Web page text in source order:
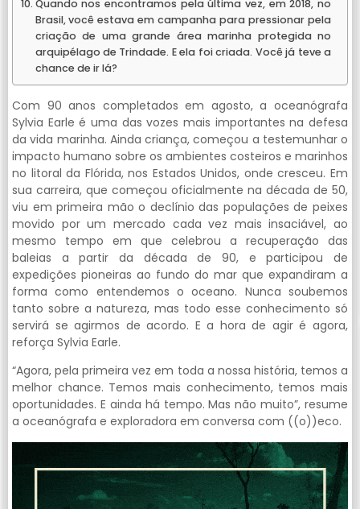
Quando nos encontramos pela última vez, em 2018, no
Brasil, você estava em campanha para pressionar pela
criação de uma grande área marinha protegida no
arquipélago de Trindade. E ela foi criada. Você já teve a
chance de ir lá?
Com 90 anos completados em agosto, a oceanógrafa
Sylvia Earle é uma das vozes mais importantes na defesa
da vida marinha. Ainda criança, começou a testemunhar o
impacto humano sobre os ambientes costeiros e marinhos
no litoral da Flórida, nos Estados Unidos, onde cresceu. Em
sua carreira, que começou oficialmente na década de 50,
viu em primeira mão o declínio das populações de peixes
movido por um mercado cada vez mais insaciável, ao
mesmo tempo em que celebrou a recuperação das
baleias a partir da década de 90, e participou de
expedições pioneiras ao fundo do mar que expandiram a
forma como entendemos o oceano. Nunca soubemos
tanto sobre a natureza, mas todo esse conhecimento só
servirá se agirmos de acordo. E a hora de agir é agora,
reforça Sylvia Earle.
“Agora, pela primeira vez em toda a nossa história, temos a
melhor chance. Temos mais conhecimento, temos mais
oportunidades. E ainda há tempo. Mas não muito”, resume
a oceanógrafa e exploradora em conversa com ((o))eco.